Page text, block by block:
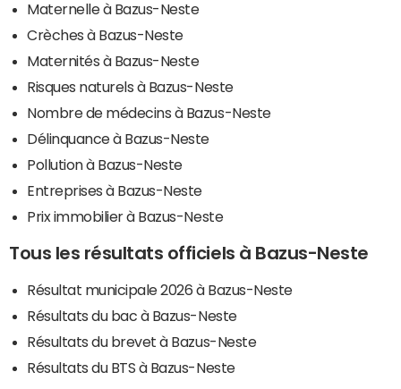
Maternelle à Bazus-Neste
Crèches à Bazus-Neste
Maternités à Bazus-Neste
Risques naturels à Bazus-Neste
Nombre de médecins à Bazus-Neste
Délinquance à Bazus-Neste
Pollution à Bazus-Neste
Entreprises à Bazus-Neste
Prix immobilier à Bazus-Neste
Tous les résultats officiels à Bazus-Neste
Résultat municipale 2026 à Bazus-Neste
Résultats du bac à Bazus-Neste
Résultats du brevet à Bazus-Neste
Résultats du BTS à Bazus-Neste